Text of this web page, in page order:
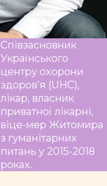
Співзасновник
Українського
центру охорони
здоров’я (UHC),
лікар, власник
приватної лікарні,
віце-мер Житомира
з гуманітарних
питань у 2015-2018
роках.